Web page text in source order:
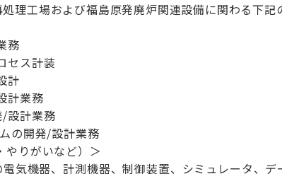
理工場および福島原発廃炉関連設備に関わる下記
務
セス計装
計
計業務
/設計業務
の開発/設計業務
やりがいなど）＞
気機器、計測機器、制御装置、シミュレータ、